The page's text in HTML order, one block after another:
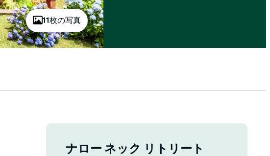
11枚の写真
ナロー ネック リトリート